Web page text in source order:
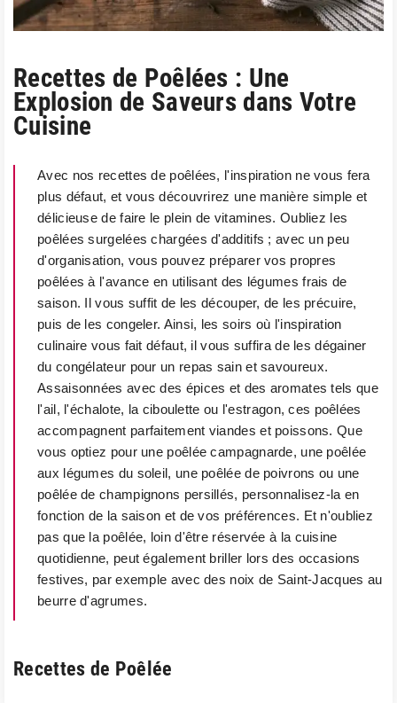
Recettes de Poêlées : Une
Explosion de Saveurs dans Votre
Cuisine
Avec nos recettes de poêlées, l'inspiration ne vous fera
plus défaut, et vous découvrirez une manière simple et
délicieuse de faire le plein de vitamines. Oubliez les
poêlées surgelées chargées d'additifs ; avec un peu
d'organisation, vous pouvez préparer vos propres
poêlées à l'avance en utilisant des légumes frais de
saison. Il vous suffit de les découper, de les précuire,
puis de les congeler. Ainsi, les soirs où l'inspiration
culinaire vous fait défaut, il vous suffira de les dégainer
du congélateur pour un repas sain et savoureux.
Assaisonnées avec des épices et des aromates tels que
l'ail, l'échalote, la ciboulette ou l'estragon, ces poêlées
accompagnent parfaitement viandes et poissons. Que
vous optiez pour une poêlée campagnarde, une poêlée
aux légumes du soleil, une poêlée de poivrons ou une
poêlée de champignons persillés, personnalisez-la en
fonction de la saison et de vos préférences. Et n'oubliez
pas que la poêlée, loin d'être réservée à la cuisine
quotidienne, peut également briller lors des occasions
festives, par exemple avec des noix de Saint-Jacques au
beurre d'agrumes.
Recettes de Poêlée